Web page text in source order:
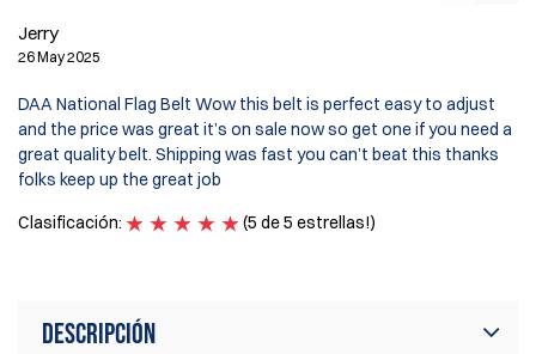
Jerry
26 May 2025
DAA National Flag Belt Wow this belt is perfect easy to adjust
and the price was great it’s on sale now so get one if you need a
great quality belt. Shipping was fast you can’t beat this thanks
folks keep up the great job
Clasificación:
(5 de 5 estrellas!)
Descripción